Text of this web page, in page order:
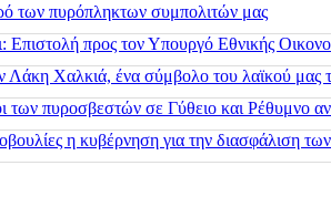
των πυρόπληκτων συμπολιτών μας
Επιστολή προς τον Υπουργό Εθνικής
Λάκη Χαλκιά, ένα σύμβολο του λαϊκού μας
των πυροσβεστών σε Γύθειο και Ρέθυμνο
η κυβέρνηση για την διασφάλιση